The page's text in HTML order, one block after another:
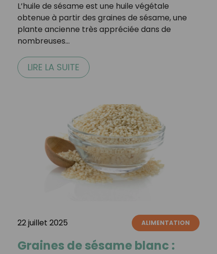
L’huile de sésame est une huile végétale
obtenue à partir des graines de sésame, une
plante ancienne très appréciée dans de
nombreuses…
LIRE LA SUITE
22 juillet 2025 ALIMENTATION
Graines de sésame blanc :